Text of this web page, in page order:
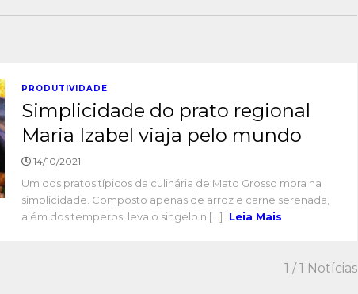
PRODUTIVIDADE
Simplicidade do prato regional
Maria Izabel viaja pelo mundo
14/10/2021
Um dos pratos típicos da culinária de Mato Grosso mora na
simplicidade. Composto apenas de arroz e carne serenada,
além dos temperos, leva o singelo n [...]
Leia Mais
1 / 1 Notícias